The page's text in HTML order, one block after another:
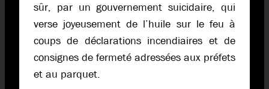
sûr, par un gouvernement suicidaire, qui
verse joyeusement de l’huile sur le feu à
coups de déclarations incendiaires et de
consignes de fermeté adressées aux préfets
et au parquet.